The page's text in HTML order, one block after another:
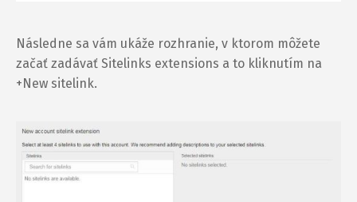
Následne sa vám ukáže rozhranie, v ktorom môžete
začať zadávať Sitelinks extensions a to kliknutím na
+New sitelink.